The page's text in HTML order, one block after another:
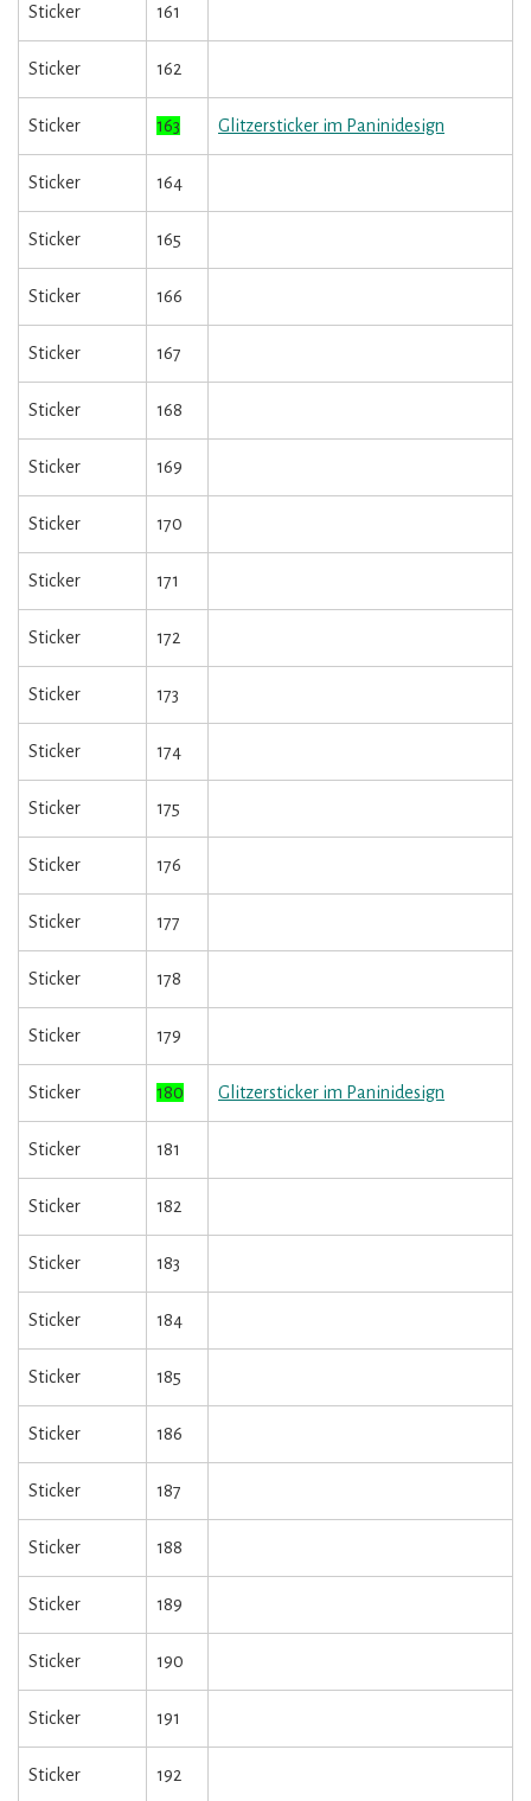
Sticker 161
Sticker 162
Sticker 163 Glitzersticker im Paninidesign
Sticker 164
Sticker 165
Sticker 166
Sticker 167
Sticker 168
Sticker 169
Sticker 170
Sticker 171
Sticker 172
Sticker 173
Sticker 174
Sticker 175
Sticker 176
Sticker 177
Sticker 178
Sticker 179
Sticker 180 Glitzersticker im Paninidesign
Sticker 181
Sticker 182
Sticker 183
Sticker 184
Sticker 185
Sticker 186
Sticker 187
Sticker 188
Sticker 189
Sticker 190
Sticker 191
Sticker 192